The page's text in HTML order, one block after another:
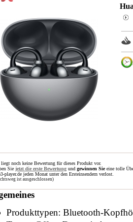
noch keine Bewertung für dieses Produkt vor.
Sie jetzt die erste Bewertung und gewinnen Sieeine tolle
player.de jeden Monat unter den Ersteinsendern verlost.
ist ausgeschlossen)
Produkttypen: Bluetooth-